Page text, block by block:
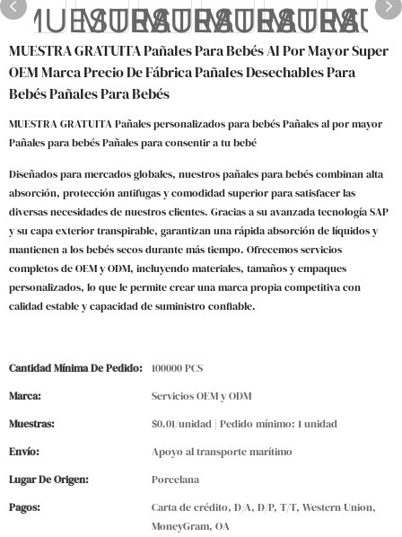
MUESTRA GRATUITA Pañales Para Bebés Al Por Mayor Super
OEM Marca Precio De Fábrica Pañales Desechables Para
Bebés Pañales Para Bebés
MUESTRA GRATUITA Pañales personalizados para bebés Pañales al por mayor
Pañales para bebés Pañales para consentir a tu bebé
Diseñados para mercados globales, nuestros pañales para bebés combinan alta
absorción, protección antifugas y comodidad superior para satisfacer las
diversas necesidades de nuestros clientes. Gracias a su avanzada tecnología SAP
y su capa exterior transpirable, garantizan una rápida absorción de líquidos y
mantienen a los bebés secos durante más tiempo. Ofrecemos servicios
completos de OEM y ODM, incluyendo materiales, tamaños y empaques
personalizados, lo que le permite crear una marca propia competitiva con
calidad estable y capacidad de suministro confiable.
Cantidad Mínima De Pedido:
100000 PCS
Marca:
Servicios OEM y ODM
Muestras:
$0.01/unidad | Pedido mínimo: 1 unidad
Envío:
Apoyo al transporte marítimo
Lugar De Origen:
Porcelana
Pagos:
Carta de crédito, D/A, D/P, T/T, Western Union,
MoneyGram, OA